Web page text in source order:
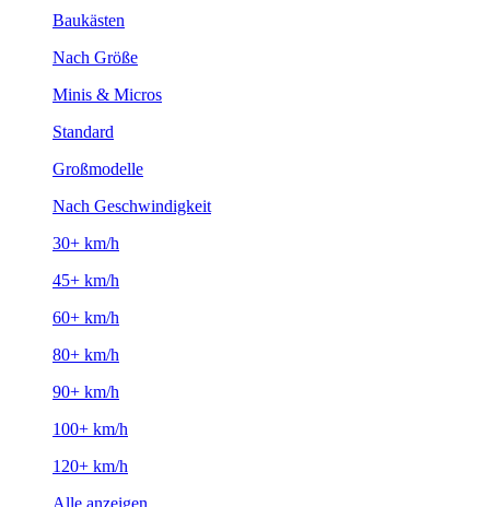
Baukästen
Nach Größe
Minis & Micros
Standard
Großmodelle
Nach Geschwindigkeit
30+ km/h
45+ km/h
60+ km/h
80+ km/h
90+ km/h
100+ km/h
120+ km/h
Alle anzeigen